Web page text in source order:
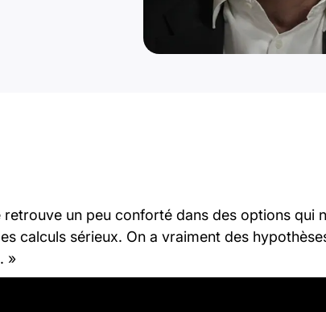
un peu conforté dans des options qui
calculs sérieux. On a vraiment des
»